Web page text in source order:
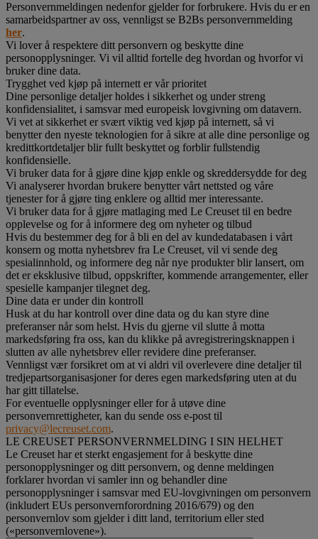
Personvernmeldingen nedenfor gjelder for forbrukere. Hvis du er en
samarbeidspartner av oss, vennligst se B2Bs personvernmelding
her.
Vi lover å respektere ditt personvern og beskytte dine
personopplysninger. Vi vil alltid fortelle deg hvordan og hvorfor vi
bruker dine data.
Trygghet ved kjøp på internett er vår prioritet
Dine personlige detaljer holdes i sikkerhet og under streng
konfidensialitet, i samsvar med europeisk lovgivning om datavern.
Vi vet at sikkerhet er svært viktig ved kjøp på internett, så vi
benytter den nyeste teknologien for å sikre at alle dine personlige og
kredittkortdetaljer blir fullt beskyttet og forblir fullstendig
konfidensielle.
Vi bruker data for å gjøre dine kjøp enkle og skreddersydde for deg
Vi analyserer hvordan brukere benytter vårt nettsted og våre
tjenester for å gjøre ting enklere og alltid mer interessante.
Vi bruker data for å gjøre matlaging med Le Creuset til en bedre
opplevelse og for å informere deg om nyheter og tilbud
Hvis du bestemmer deg for å bli en del av kundedatabasen i vårt
konsern og motta nyhetsbrev fra Le Creuset, vil vi sende deg
spesialinnhold, og informere deg når nye produkter blir lansert, om
det er eksklusive tilbud, oppskrifter, kommende arrangementer, eller
spesielle kampanjer tilegnet deg.
Dine data er under din kontroll
Husk at du har kontroll over dine data og du kan styre dine
preferanser når som helst. Hvis du gjerne vil slutte å motta
markedsføring fra oss, kan du klikke på avregistreringsknappen i
slutten av alle nyhetsbrev eller revidere dine preferanser.
Vennligst vær forsikret om at vi aldri vil overlevere dine detaljer til
tredjepartsorganisasjoner for deres egen markedsføring uten at du
har gitt tillatelse.
For eventuelle opplysninger eller for å utøve dine
personvernrettigheter, kan du sende oss e-post til
privacy@lecreuset.com.
LE CREUSET PERSONVERNMELDING I SIN HELHET
Le Creuset har et sterkt engasjement for å beskytte dine
personopplysninger og ditt personvern, og denne meldingen
forklarer hvordan vi samler inn og behandler dine
personopplysninger i samsvar med EU-lovgivningen om personvern
(inkludert EUs personvernforordning 2016/679) og den
personvernlov som gjelder i ditt land, territorium eller sted
(«personvernlovene»).